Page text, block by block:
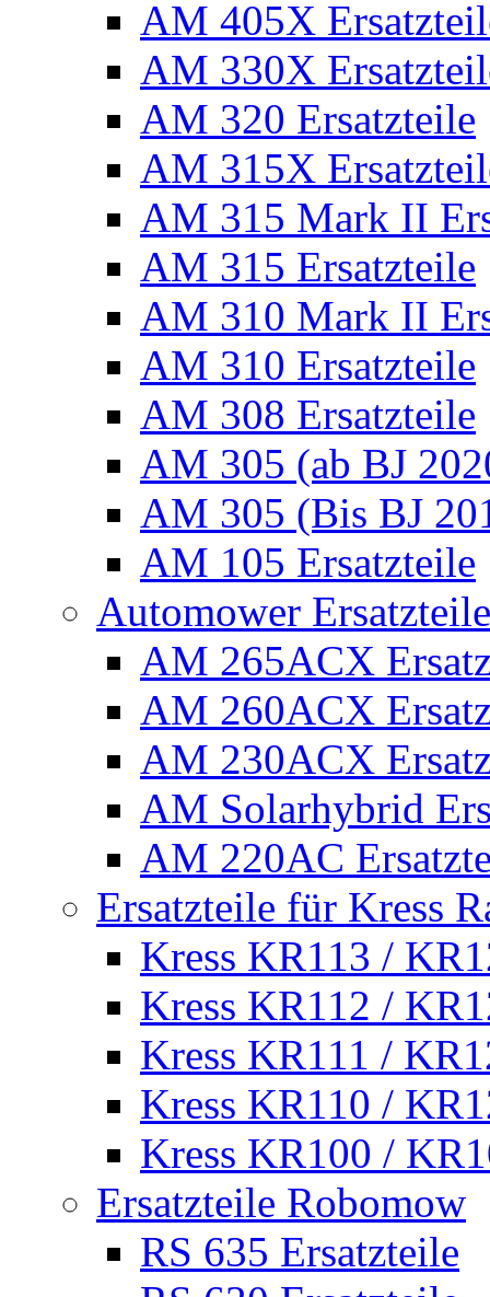
AM 405X
AM 330X
AM 320 Ersatzteile
AM 315X
AM 315 Mark II
AM 315 Ersatzteile
AM 310 Mark II
AM 310 Ersatzteile
AM 308 Ersatzteile
AM 305 (ab BJ
AM 305 (Bis BJ
AM 105 Ersatzteile
Automower
AM 265ACX
AM 260ACX
AM 230ACX
AM Solarhybrid
AM 220AC
Ersatzteile für Kress
Kress KR113 /
Kress KR112 /
Kress KR111 /
Kress KR110 /
Kress KR100 /
Ersatzteile Robomow
RS 635 Ersatzteile